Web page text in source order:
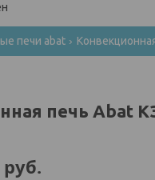
печи abat
печь Abat
руб.